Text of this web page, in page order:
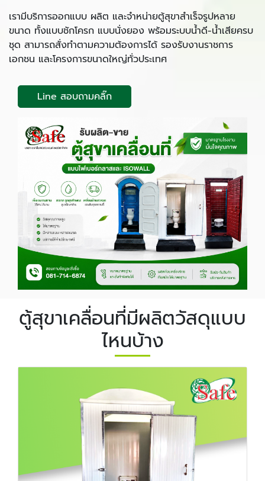
เรามีบริการออกแบบ ผลิต และจำหน่ายตู้สุขาสำเร็จรูปหลาย
ขนาด ทั้งแบบชักโครก แบบนั่งยอง พร้อมระบบน้ำดี-น้ำเสียครบ
ชุด สามารถสั่งทำตามความต้องการได้ รองรับงานราชการ
เอกชน และโครงการขนาดใหญ่ทั่วประเทศ
Line สอบถามคลิ๊ก
ตู้สุขาเคลื่อนที่มีผลิตวัสดุแบบ
ไหนบ้าง